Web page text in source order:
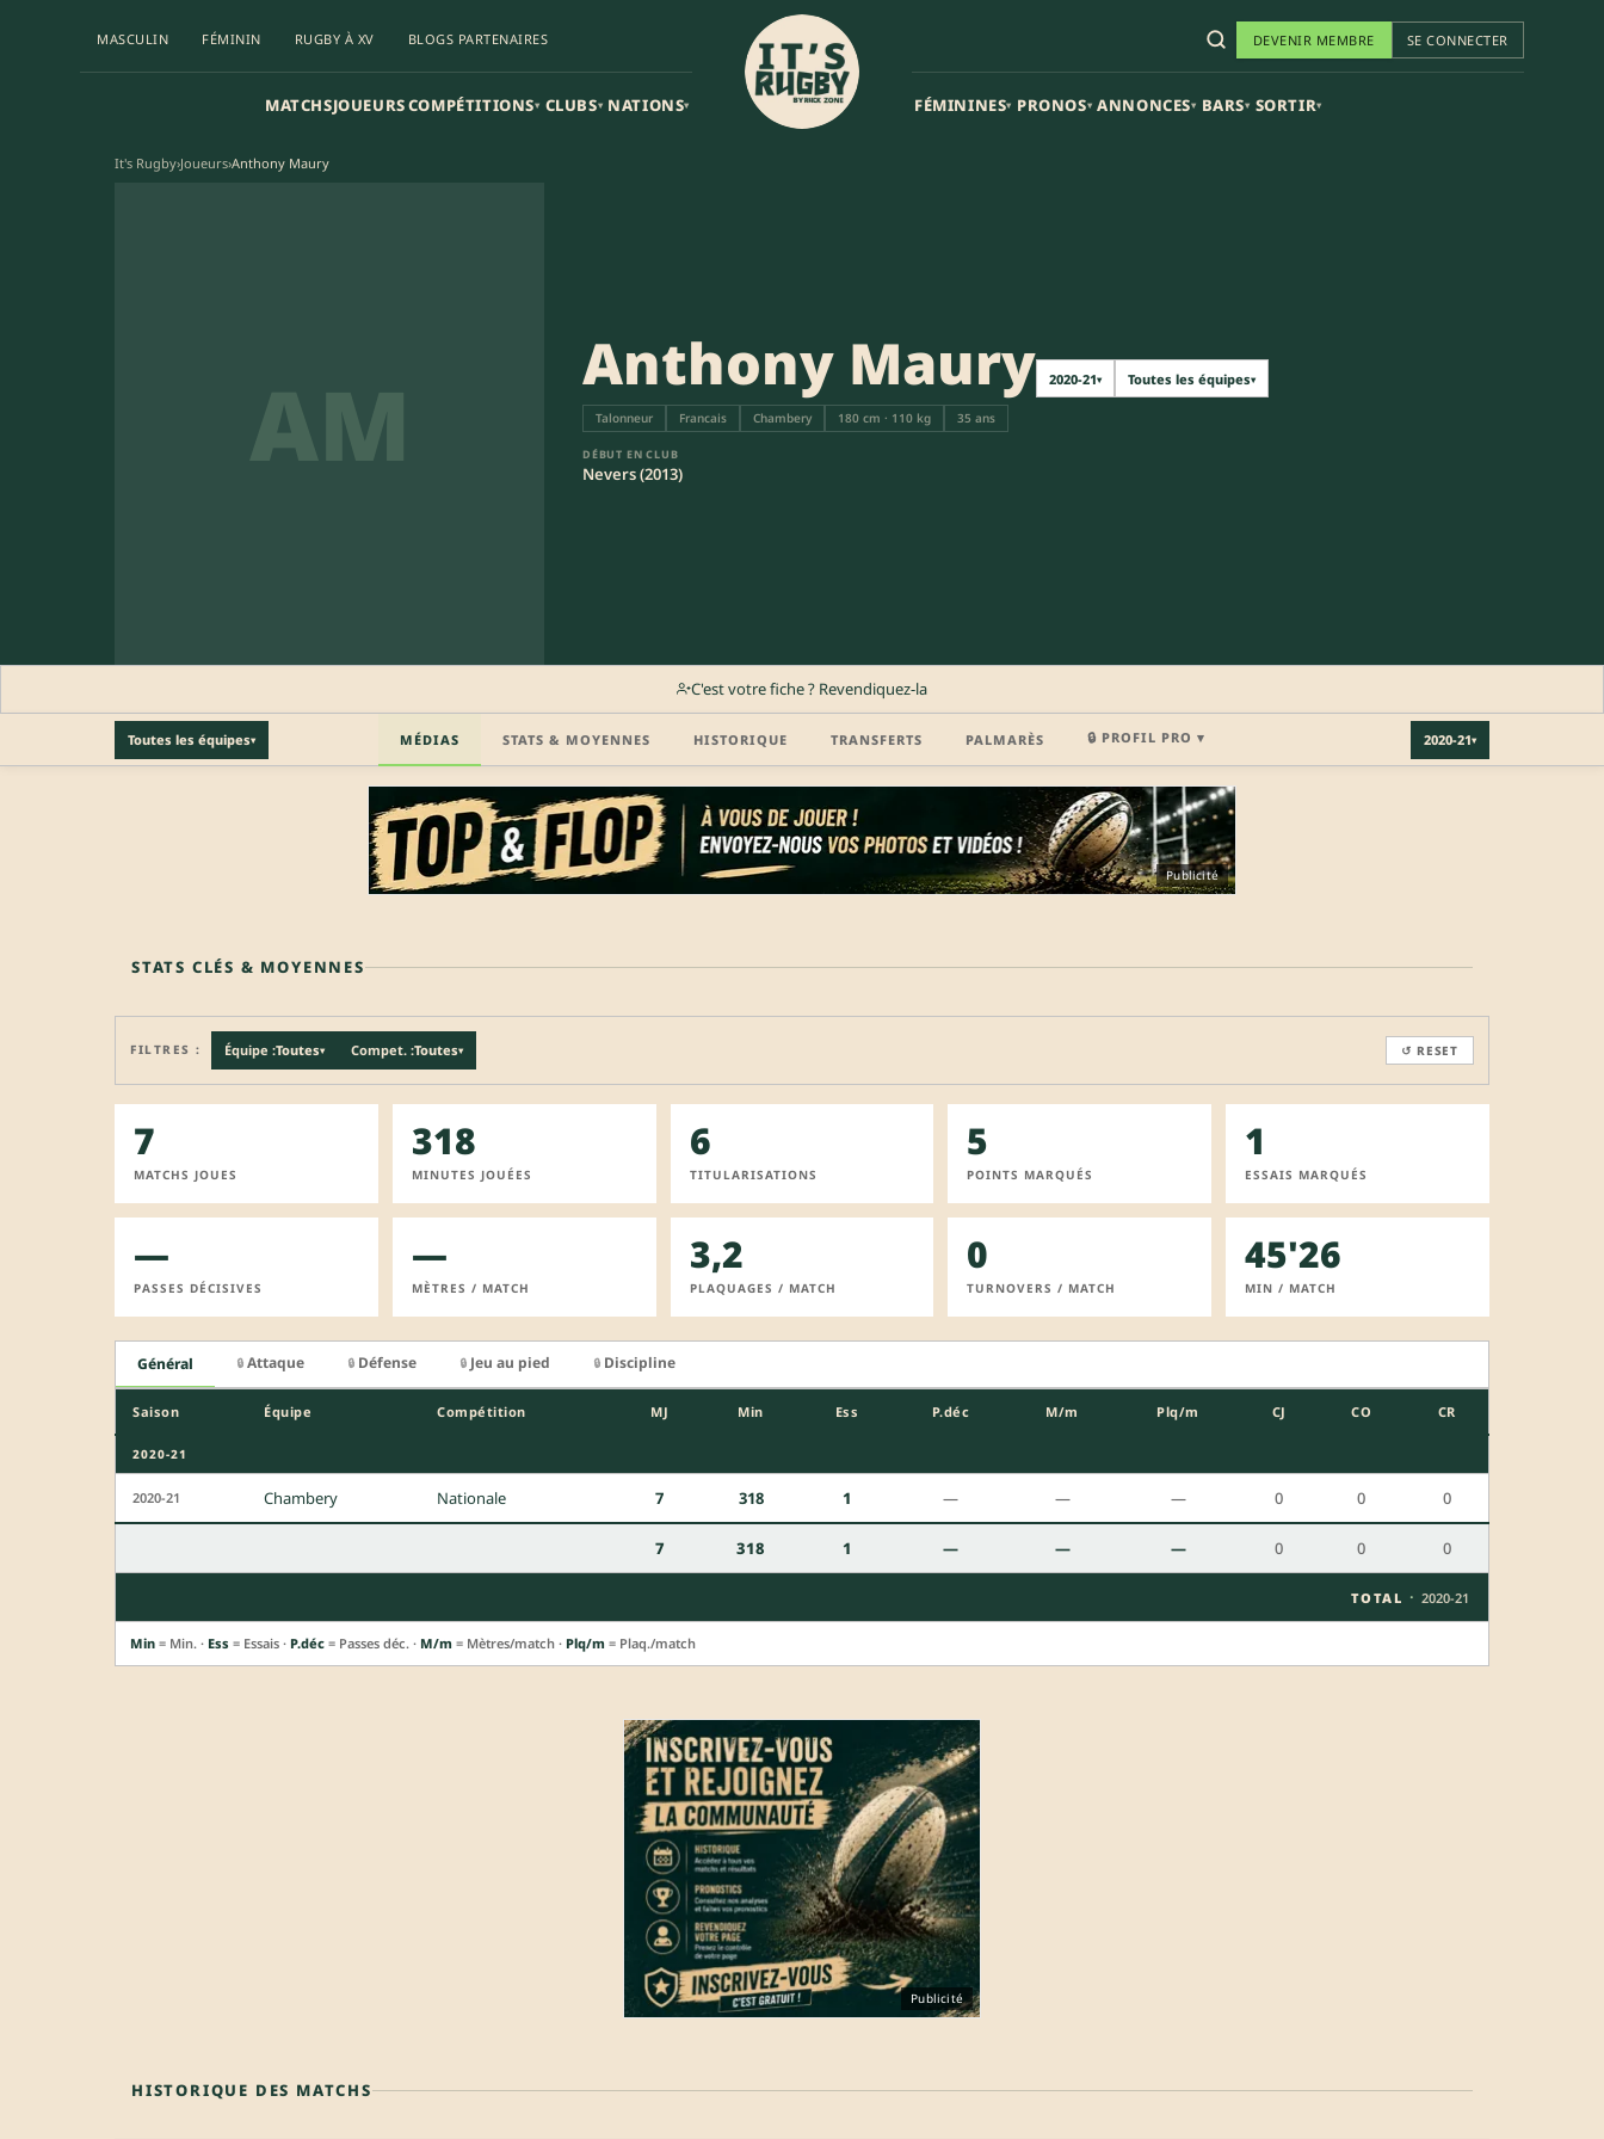
MASCULIN FÉMININ RUGBY À XV BLOGS PARTENAIRES
MATCHSJOUEURSCOMPÉTITIONS▾ CLUBS▾ NATIONS▾
DEVENIR MEMBRE SE CONNECTER
FÉMININES▾ PRONOS▾ ANNONCES▾ BARS▾ SORTIR▾
It's Rugby›Joueurs›Anthony Maury
AM Anthony Maury 2020-21▾ Toutes les équipes▾
Talonneur Francais Chambery 180 cm · 110 kg 35 ans
DÉBUT EN CLUB
Nevers (2013)
C'est votre fiche ? Revendiquez-la
MÉDIAS STATS & MOYENNES HISTORIQUE TRANSFERTS PALMARÈS 🔒 PROFIL PRO ▾ 2020-21▾
Toutes les équipes▾
Profil pro · Réservé aux clubs REJOINDRE LA COMMUNAUTÉ
Publicité
STATS CLÉS & MOYENNES
FILTRES : Équipe :Toutes▾ Compet. :Toutes▾ ↺ RESET
7
MATCHS JOUES
318
MINUTES JOUÉES
6
TITULARISATIONS
5
POINTS MARQUÉS
1
ESSAIS MARQUÉS
—
PASSES DÉCISIVES
—
MÈTRES / MATCH
3,2
PLAQUAGES / MATCH
0
TURNOVERS / MATCH
45'26
MIN / MATCH
Général 🔒 Attaque 🔒 Défense 🔒 Jeu au pied 🔒 Discipline
Saison Équipe Compétition MJ Min Ess P.déc M/m Plq/m CJ CO CR
2020-21
2020-21 Chambery Nationale 7 318 1 — — — 0 0 0
7 318 1 — — — 0 0 0
TOTAL · 2020-21
Min = Min. · Ess = Essais · P.déc = Passes déc. · M/m = Mètres/match · Plq/m = Plaq./match
Publicité
HISTORIQUE DES MATCHS